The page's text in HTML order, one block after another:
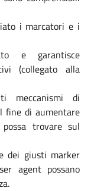
i marcatori e i
e garantisce
(collegato alla
meccanismi di
fine di aumentare
trovare sul
dei giusti marker
agent possano